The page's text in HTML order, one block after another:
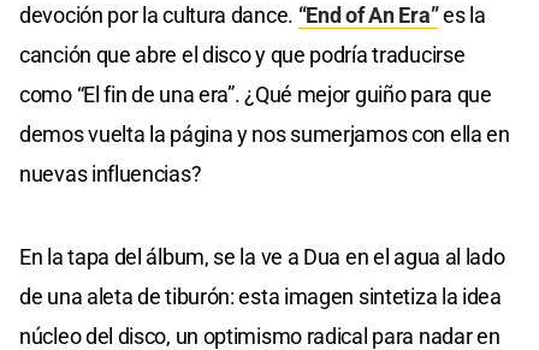
devoción por la cultura dance. “End of An Era”es la
canción que abre el disco y que podría traducirse
como “El fin de una era”. ¿Qué mejor guiño para que
demos vuelta la página y nos sumerjamos con ella en
nuevas influencias?
En la tapa del álbum, se la ve a Dua en el agua al lado
de una aleta de tiburón: esta imagen sintetiza la idea
núcleo del disco, un optimismo radical para nadar en